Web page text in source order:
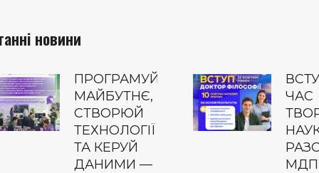
новини
ПРОГРАМУЙ
МАЙБУТНЄ,
СТВОРЮЙ
ТЕХНОЛОГІЇ
ТА КЕРУЙ
ДАНИМИ —
ЧАС